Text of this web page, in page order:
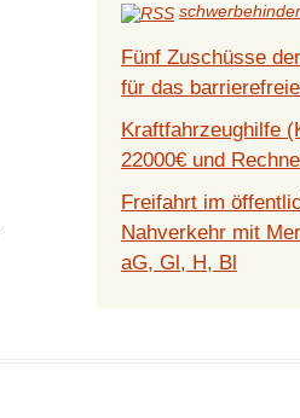
Fünf Zuschüsse
für das
Kraftfahrzeughilfe
22000€ und
Freifahrt im
Nahverkehr mit
aG, Gl, H, Bl